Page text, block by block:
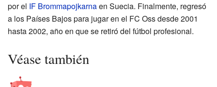
por el IF Brommapojkarnaen Suecia. Finalmente, regresó
a los Países Bajos para jugar en el FC Oss desde 2001
hasta 2002, año en que se retiró del fútbol profesional.
Véase también